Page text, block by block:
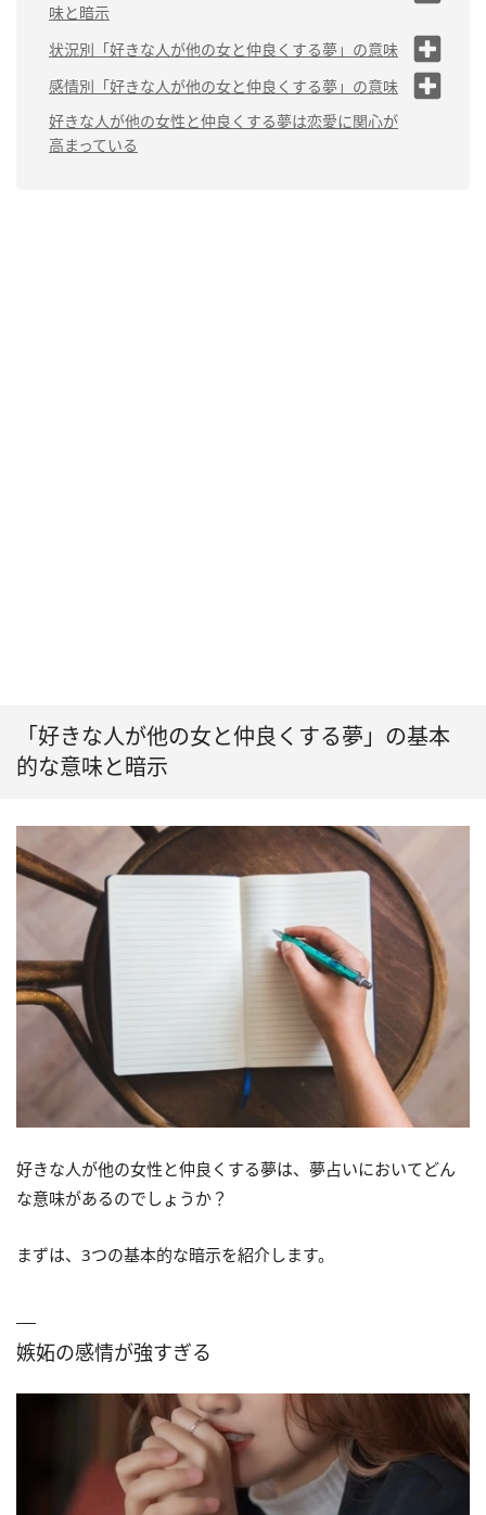
味と暗示
嫉妬の感情が強すぎる
恋愛自体に不安な気持ちが
ある
自己肯定感が下がっている
状況別「好きな人が他の女と仲良くする夢」の意味
（1）好きな人が他の女性と楽しく会話する夢は「相手
ともっと仲良くなれる」
（2）好きな人が他の女性とキスする夢は「相手への思
いが強すぎる」
感情別「好きな人が他の女と仲良くする夢」の意味
（1）好きな人が他の女性と仲良くしているのを見て泣
く夢は「現状が好転する」
好きな人が他の女性と仲良くする夢は恋愛に関心が
高まっている
「好きな人が他の女と仲良くする夢」の基本
的な意味と暗示
好きな人が他の女性と仲良くする夢は、夢占いにおいてどん
な意味があるのでしょうか？
まずは、3つの基本的な暗示を紹介します。
嫉妬の感情が強すぎる